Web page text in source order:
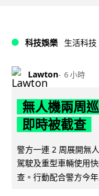
科技娛樂 生活科技
Lawton 6 小時
無人機兩周
即時被截查
警方一連 2 周展開無
駕駛及重型車輛使用
查。行動配合警方今